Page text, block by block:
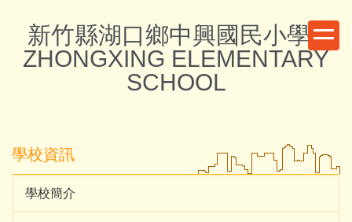
新竹縣湖口鄉中興國民小學 -
ZHONGXING ELEMENTARY
SCHOOL
學校資訊
學校簡介